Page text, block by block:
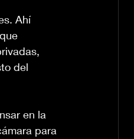
Ahí
del
en la
para